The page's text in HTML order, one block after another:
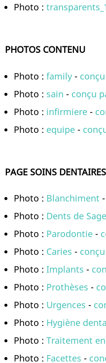
Photo :
PHOTOS CONTENU
Photo : family -
Photo : sain - conçu
Photo : infirmiere -
Photo : equipe -
PAGE SOINS DENTAIRES
Photo : Blanchiment -
Photo : Dents de
Photo : Parodontie -
Photo : Caries -
Photo : Implants -
Photo : Prothèses -
Photo : Urgences -
Photo : Hygiène
Photo : Traitement
Photo : Facettes -